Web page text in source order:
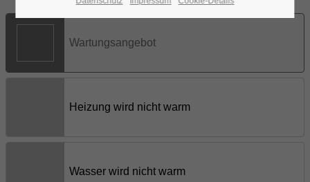
24h/ 365days
We offer support for our customers